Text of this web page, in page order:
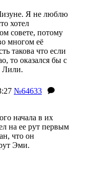
Я не люблю
хотел
совете, потому
многом её
такова что если
то оказался бы с
Лили.
№64633
начала в их
на ее рут первым
что он
Эми.